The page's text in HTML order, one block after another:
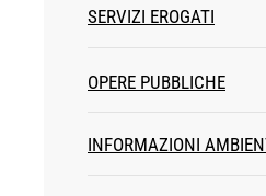
SERVIZI EROGATI
OPERE PUBBLICHE
INFORMAZIONI